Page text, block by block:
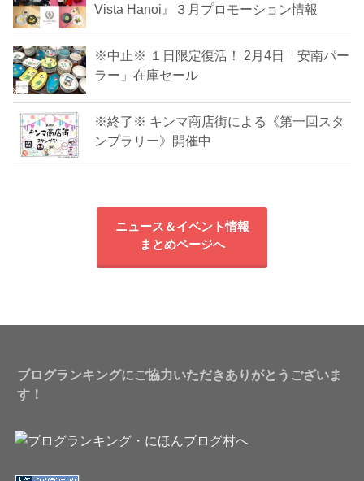
Vista Hanoi』３月プロモーション情報
※中止※ １日限定復活！ 2月4日「安南パー
ラー」在庫セール
※終了※ キンマ商店街による《第一回スタ
ンプラリー》開催中
ニュース＆イベント情報
まとめページへ
ブログランキングにご協力いただきありがとうございま
す！